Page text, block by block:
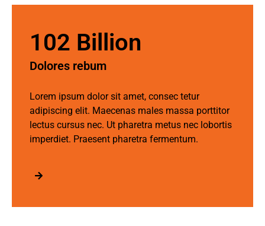
102 Billion
Dolores rebum ​
Lorem ipsum dolor sit amet, consec tetur
adipiscing elit. Maecenas males massa porttitor
lectus cursus nec. Ut pharetra metus nec lobortis
imperdiet. Praesent pharetra fermentum.